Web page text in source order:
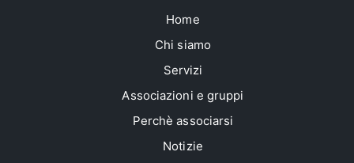
Home
Chi siamo
Servizi
Associazioni e gruppi
Perchè associarsi
Notizie